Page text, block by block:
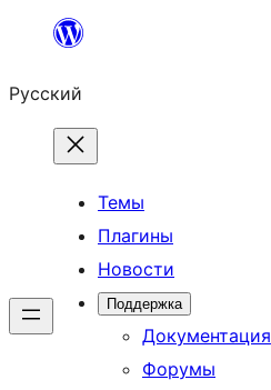
Перейти
содержимому
Русский
Темы
Плагины
Новости
Поддержка
Документация
Форумы